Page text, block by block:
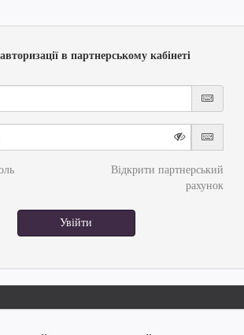
в партнерському кабінеті
Відкрити партнерський
рахунок
Увійти